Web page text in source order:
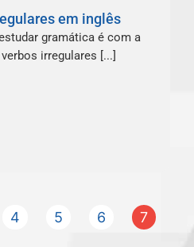
em inglês
gramática é com a
irregulares [...]
4 5 6 7